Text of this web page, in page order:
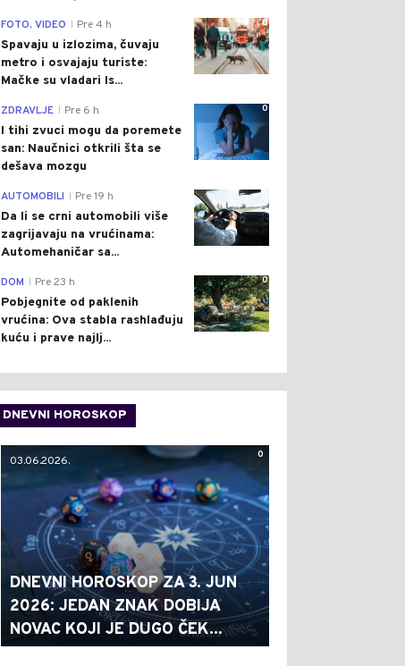
0
FOTO, VIDEO Pre 4 h
Spavaju u izlozima, čuvaju
metro i osvajaju turiste:
Mačke su vladari Is...
0
ZDRAVLJE Pre 6 h
I tihi zvuci mogu da poremete
san: Naučnici otkrili šta se
dešava mozgu
0
AUTOMOBILI Pre 19 h
Da li se crni automobili više
zagrijavaju na vrućinama:
Automehaničar sa...
0
DOM Pre 23 h
Pobjegnite od paklenih
vrućina: Ova stabla rashlađuju
kuću i prave najlj...
DNEVNI HOROSKOP
0
03.06.2026.
DNEVNI HOROSKOP ZA 3. JUN
2026: JEDAN ZNAK DOBIJA
NOVAC KOJI JE DUGO ČEK...